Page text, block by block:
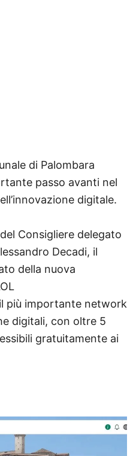
di Palombara
passo avanti nel
digitale.
Consigliere delegato
Decadi, il
della nuova
più importante network
digitali, con oltre 5
gratuitamente ai